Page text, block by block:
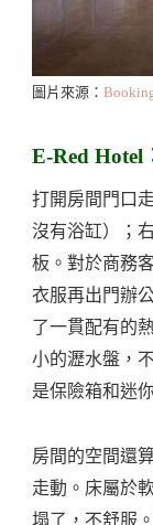
圖片來源：
E-Red Hotel
打開房間門口
沒有浴缸）；
板。對於商務
衣服再出門辦
了一貫配有的
小的瀝水盤，
是保險箱和迷
房間的空間還
走動。床屬於
塌了，不舒服